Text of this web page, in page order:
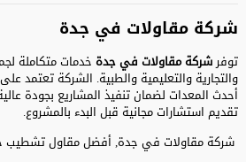
شركة مقاولات في جدة
توفرشركة مقاولات في جدة خدمات متكاملة
والتجارية والتعليمية والطبية. الشركة
أحدث المعدات لضمان تنفيذ المشاريع بجودة
تقديم استشارات مجانية قبل البدء بالمشروع.
شركة مقاولات في جدة, أفضل مقاول تشطيب